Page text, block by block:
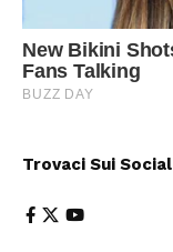
Trovaci Sui Social